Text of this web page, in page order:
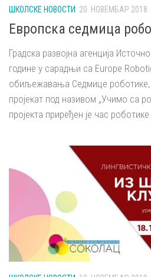
ШКОЛСКЕ НОВОСТИ 20. НОВЕМБАР 2018.
Европска седмица
Градска развојна агенција
године у сарадњи са Europe
обиљежавања Седмице роботике,
пројекат под називом „Учимо са
пројекта приређен је час роботике